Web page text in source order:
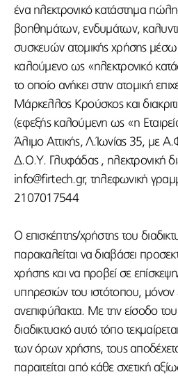
ένα ηλεκτρονικό κατάστημα
βοηθημάτων, ενδυμάτων,
συσκευών ατομικής χρήσης μέσω
καλούμενο ως «ηλεκτρονικό
το οποίο ανήκει στην ατομική
Μάρκελλος Κρούσκος και
(εφεξής καλούμενη ως «η
Άλιμο Αττικής, Λ.Ίωνίας 35, με
Δ.Ο.Υ. Γλυφάδας , ηλεκτρονική
info@firtech.gr, τηλεφωνική
2107017544
Ο επισκέπτης/χρήστης του
παρακαλείται να διαβάσει
χρήσης και να προβεί σε
υπηρεσιών του ιστότοπου, μόνον
ανεπιφύλακτα. Με την είσοδο
διαδικτυακό αυτό τόπο
των όρων χρήσης, τους
παραιτείται από κάθε σχετική